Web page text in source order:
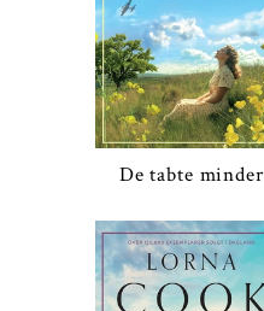
De tabte minder